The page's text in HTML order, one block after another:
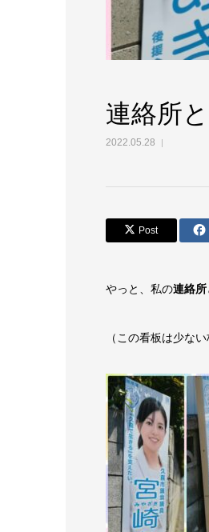
連絡所
2022.05.28
Post
やっと、私の連絡
（この看板は少な